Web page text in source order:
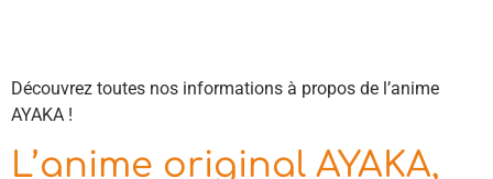
Découvrez toutes nos informations à propos de l’anime
AYAKA !
L’anime original AYAKA,